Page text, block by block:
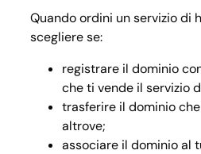
Quando ordini un servizio di
scegliere se:
registrare il dominio
che ti vende il servizio
trasferire il dominio
altrove;
associare il dominio al